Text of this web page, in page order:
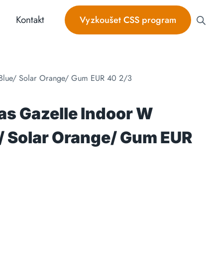
Kontakt Vyzkoušet CSS program
Solar Orange/ Gum EUR 40 2/3
Gazelle Indoor W
Orange/ Gum EUR